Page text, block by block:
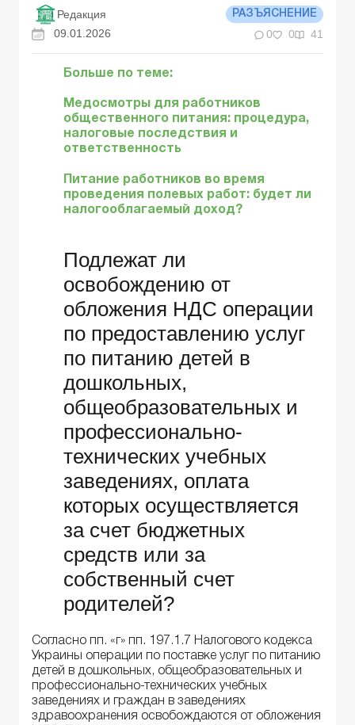
Редакция РАЗЪЯСНЕНИЕ
09.01.2026 0 0 41
Больше по теме:
Медосмотры для работников
общественного питания: процедура,
налоговые последствия и
ответственность
Питание работников во время
проведения полевых работ: будет ли
налогооблагаемый доход?
Подлежат ли
освобождению от
обложения НДС операции
по предоставлению услуг
по питанию детей в
дошкольных,
общеобразовательных и
профессионально-
технических учебных
заведениях, оплата
которых осуществляется
за счет бюджетных
средств или за
собственный счет
родителей?
Согласно пп. «г» пп. 197.1.7 Налогового кодекса
Украины операции по поставке услуг по питанию
детей в дошкольных, общеобразовательных и
профессионально-технических учебных
заведениях и граждан в заведениях
здравоохранения освобождаются от обложения